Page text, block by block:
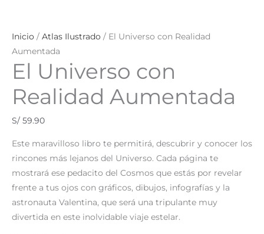
Inicio / Atlas Ilustrado / El Universo con Realidad
Aumentada
El Universo con
Realidad Aumentada
S/ 59.90
Este maravilloso libro te permitirá, descubrir y conocer los
rincones más lejanos del Universo. Cada página te
mostrará ese pedacito del Cosmos que estás por revelar
frente a tus ojos con gráficos, dibujos, infografías y la
astronauta Valentina, que será una tripulante muy
divertida en este inolvidable viaje estelar.